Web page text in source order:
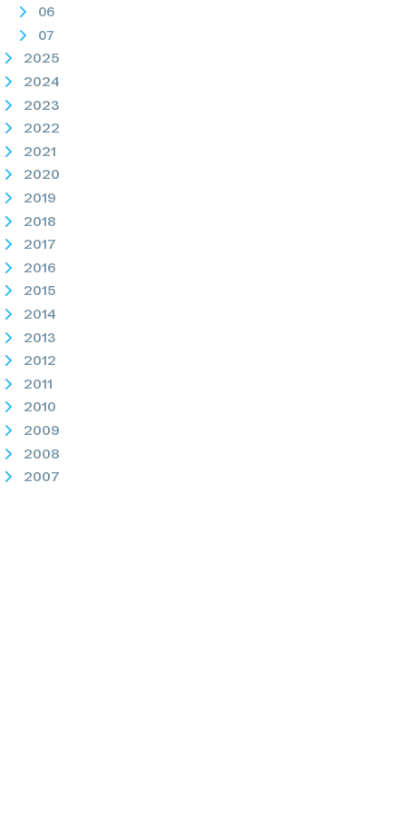
06
07
2025
2024
2023
2022
2021
2020
2019
2018
2017
2016
2015
2014
2013
2012
2011
2010
2009
2008
2007